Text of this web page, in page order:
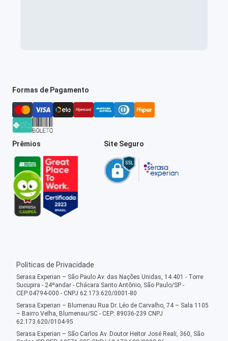
Formas de Pagamento
Prêmios Site Seguro
Políticas de Privacidade
Serasa Experian – São Paulo Av. das Nações Unidas, 14.401 - Torre
Sucupira - 24ºandar - Chácara Santo Antônio, São Paulo/SP -
CEP:04794-000 - CNPJ 62.173.620/0001-80
Serasa Experian – Blumenau Rua Dr. Léo de Carvalho, 74 – Sala 1105
– Bairro Velha, Blumenau/SC - CEP: 89036-239 CNPJ
62.173.620/0104-95
Serasa Experian – São Carlos Av. Doutor Heitor José Reali, 360, São